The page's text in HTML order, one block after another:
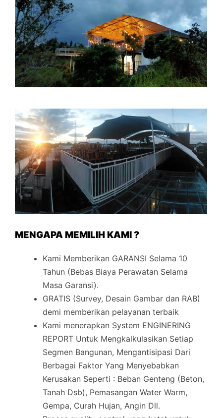
MENGAPA MEMILIH KAMI ?
Kami Memberikan GARANSI Selama 10
Tahun (Bebas Biaya Perawatan Selama
Masa Garansi).
GRATIS (Survey, Desain Gambar dan RAB)
demi memberikan pelayanan terbaik
Kami menerapkan System ENGINERING
REPORT Untuk Mengkalkulasikan Setiap
Segmen Bangunan, Mengantisipasi Dari
Berbagai Faktor Yang Menyebabkan
Kerusakan Seperti : Beban Genteng (Beton,
Tanah Dsb), Pemasangan Water Warm,
Gempa, Curah Hujan, Angin Dll.